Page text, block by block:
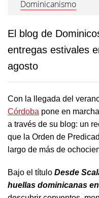
Dominicanismo
El blog de
entregas estivales
agosto
Con la llegada del
Córdoba pone en
a través de su blog: un
que la Orden de
largo de más de
Bajo el título Desde
huellas dominicanas